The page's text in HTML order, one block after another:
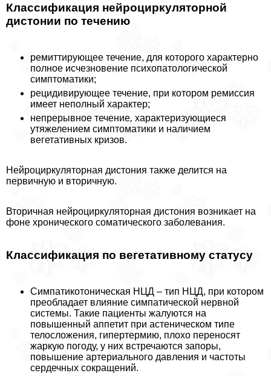
Классификация нейроциркуляторной
дистонии по течению
ремиттирующее течение, для которого хаpaктерно
полное исчезновение психопатологической
симптоматики;
рецидивирующее течение, при котором ремиссия
имеет неполный хаpaктер;
непрерывное течение, хаpaктеризующиеся
утяжелением симптоматики и наличием
вегетативных кризов.
Нейроциркуляторная дистония также делится на
первичную и вторичную.
Вторичная нейроциркуляторная дистония возникает на
фоне хронического соматического заболевания.
Классификация по вегетативному статусу
Симпатикотоническая НЦД – тип НЦД, при котором
преобладает влияние симпатической нервной
системы. Такие пациенты жалуются на
повышенный аппетит при астеническом типе
телосложения, гипертермию, плохо переносят
жаркую погоду, у них встречаются запоры,
повышение артериального давления и частоты
сердечных сокращений.